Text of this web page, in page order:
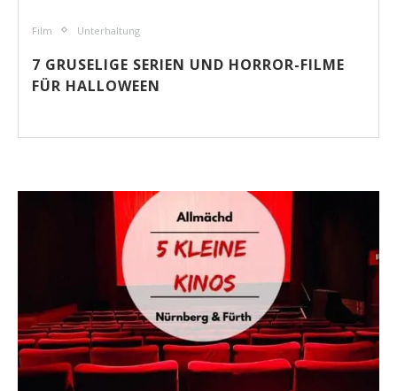
Film Unterhaltung
7 GRUSELIGE SERIEN UND HORROR-FILME
FÜR HALLOWEEN